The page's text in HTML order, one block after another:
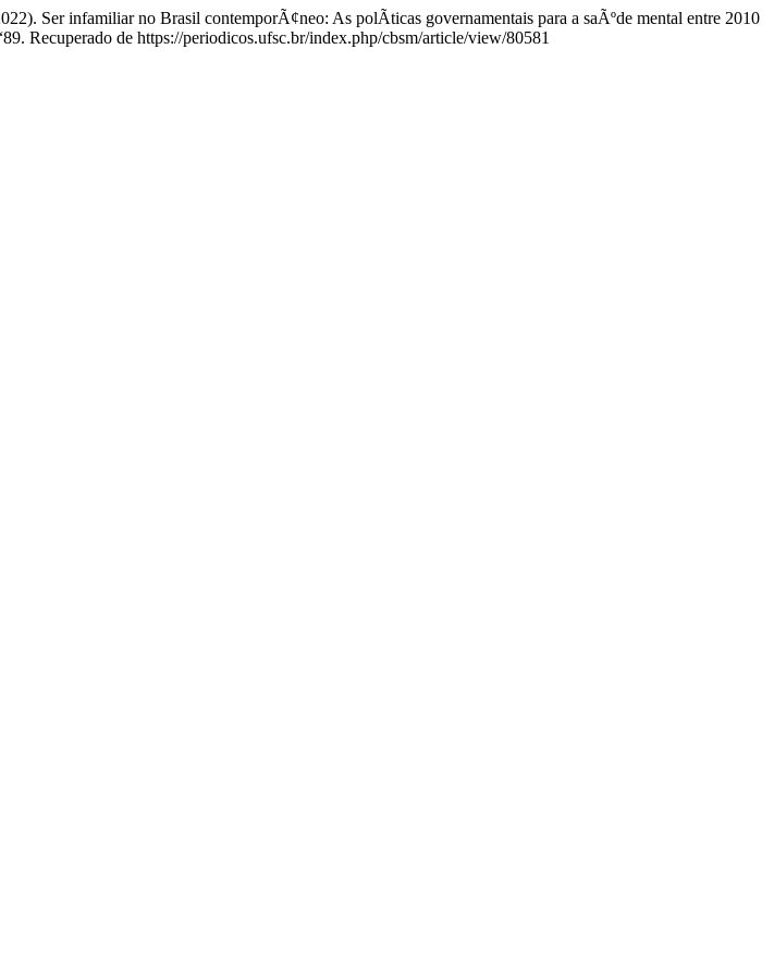
Ser infamiliar no Brasil contemporÃ¢neo: As polÃ­ticas governamentais para a saÃºde mental entre 2010
Recuperado de https://periodicos.ufsc.br/index.php/cbsm/article/view/80581